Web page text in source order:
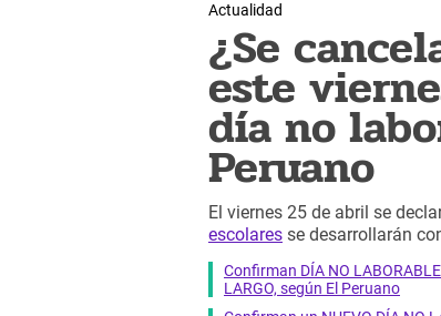
Actualidad
¿Se
este
día no
Peruano
El viernes 25 de abril se
escolares se desarrollarán
Confirman DÍA NO
LARGO, según El Peruano